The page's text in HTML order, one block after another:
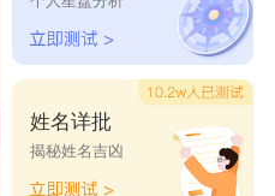
已谢
提
的名字男
士
亡城旧
梦
三
青鹿
老衲戒
姓名详批
揭秘姓名吉凶